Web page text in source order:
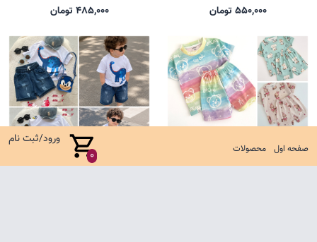
صفحه اول محصولات 0
ورود/ثبت نام
550,000 تومان
485,000 تومان